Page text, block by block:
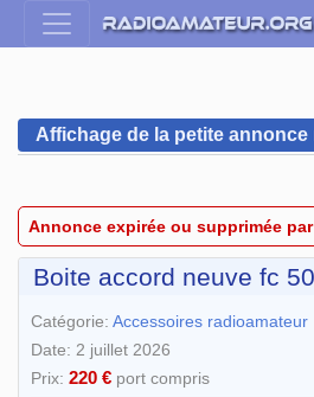
Affichage de la petite annonce
Annonce expirée ou supprimée
Boite accord neuve fc 50
Catégorie: Accessoires radioamateur
Date: 2 juillet 2026
Prix: 220 € port compris